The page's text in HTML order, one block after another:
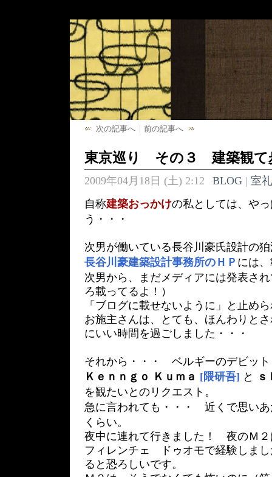
次の記事へ 前の記事へ
東京巡り その３ 建築観て
2009年04月18日 (土) 2:12 BLOG| 室
自称建築おっかけの私としては、や
う・・・
次男が働いている長谷川豪氏設計の
長谷川豪建築設計事務所のＨＰ には
次男から、まだメディアには発表さ
ろ載ってるよ！）
「ブログに載せないように」と止め
お施主さんは、とても、ほんわりと
にいい時間を過ごしました・・・
それから・・・ ベルギーのデビット
Ｋｅｎｎｇｏ Ｋｕｍａ [隈研吾] と
を観たいとのリクエスト。
急に言われても・・・ 近くで思いあ
くらい。
夜中に連れて行きました！ 夜のＭ２
フィレンチェ ドゥオモで経験しま
ると恐ろしいです。